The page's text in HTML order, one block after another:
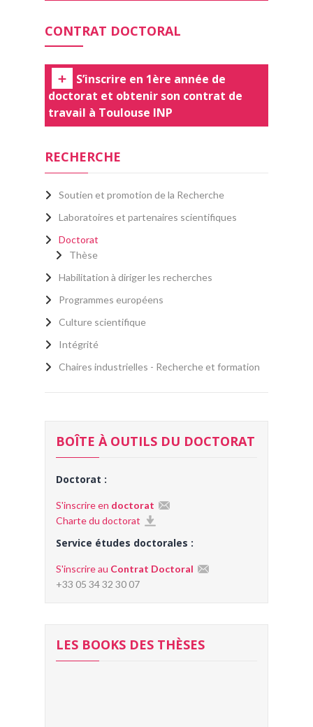
CONTRAT DOCTORAL
S’inscrire en 1ère année de
doctorat et obtenir son contrat de
travail à Toulouse INP
RECHERCHE
Soutien et promotion de la Recherche
Laboratoires et partenaires scientifiques
Doctorat
Thèse
Habilitation à diriger les recherches
Programmes européens
Culture scientifique
Intégrité
Chaires industrielles - Recherche et formation
BOÎTE À OUTILS DU DOCTORAT
Doctorat :
S'inscrire en doctorat
Charte du doctorat
Service études doctorales :
S'inscrire au Contrat Doctoral
+33 05 34 32 30 07
LES BOOKS DES THÈSES